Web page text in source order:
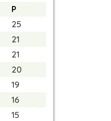
P
25
21
21
20
19
16
15